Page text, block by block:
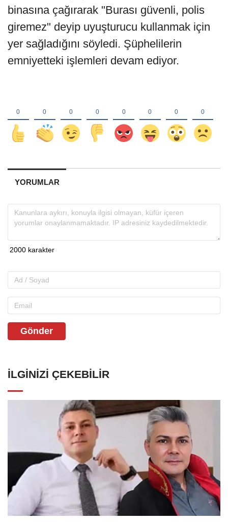
binasına çağırarak "Burası güvenli, polis
giremez" deyip uyuşturucu kullanmak için
yer sağladığını söyledi. Şüphelilerin
emniyetteki işlemleri devam ediyor.
YORUMLAR
Gönder
İLGINIZI ÇEKEBILIR